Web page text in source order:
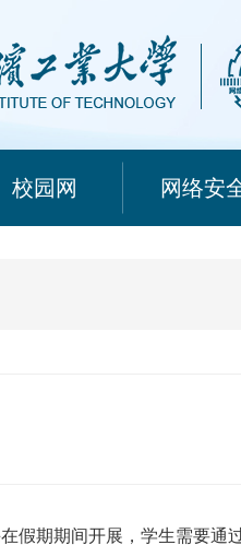
校园网 网络安
假期期间开展，学生需要通